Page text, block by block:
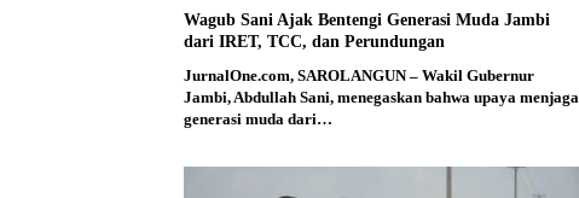
Wagub Sani Ajak Bentengi Generasi Muda Jambi
dari IRET, TCC, dan Perundungan
JurnalOne.com, SAROLANGUN – Wakil Gubernur
Jambi, Abdullah Sani, menegaskan bahwa upaya menjaga
generasi muda dari…